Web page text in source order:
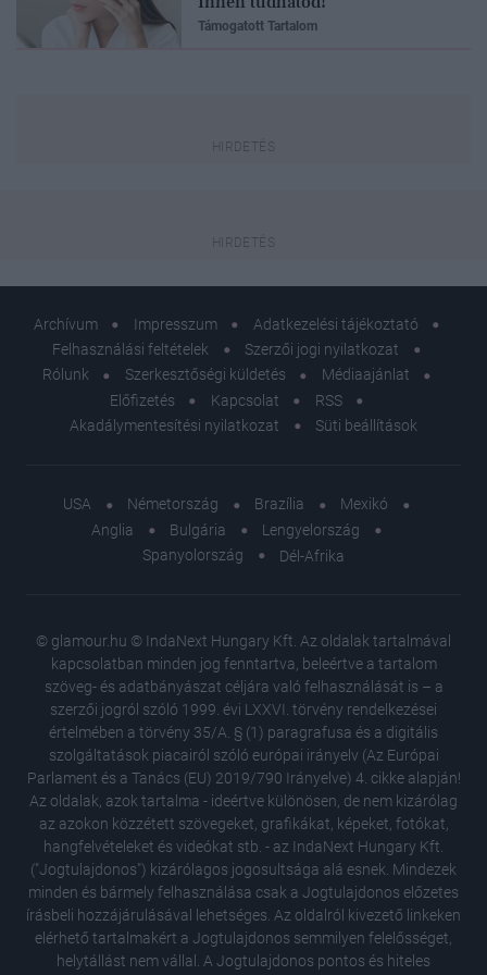
Támogatott Tartalom
Archívum Impresszum
Adatkezelési tájékoztató
Felhasználási feltételek
Szerzői jogi nyilatkozat
Rólunk
Szerkesztőségi küldetés
Médiaajánlat
Előfizetés
Kapcsolat
RSS
Akadálymentesítési nyilatkozat
Süti beállítások
USA Németország Brazília
Mexikó
Anglia
Bulgária
Lengyelország
Spanyolország
Dél-Afrika
© glamour.hu © IndaNext Hungary Kft. Az oldalak tartalmával
kapcsolatban minden jog fenntartva, beleértve a tartalom
szöveg- és adatbányászat céljára való felhasználását is – a
szerzői jogról szóló 1999. évi LXXVI. törvény rendelkezései
értelmében a törvény 35/A. § (1) paragrafusa és a digitális
szolgáltatások piacairól szóló európai irányelv (Az Európai
Parlament és a Tanács (EU) 2019/790 Irányelve) 4. cikke alapján!
Az oldalak, azok tartalma - ideértve különösen, de nem kizárólag
az azokon közzétett szövegeket, grafikákat, képeket, fotókat,
hangfelvételeket és videókat stb. - az IndaNext Hungary Kft.
("Jogtulajdonos") kizárólagos jogosultsága alá esnek. Mindezek
minden és bármely felhasználása csak a Jogtulajdonos előzetes
írásbeli hozzájárulásával lehetséges. Az oldalról kivezető linkeken
elérhető tartalmakért a Jogtulajdonos semmilyen felelősséget,
helytállást nem vállal. A Jogtulajdonos pontos és hiteles